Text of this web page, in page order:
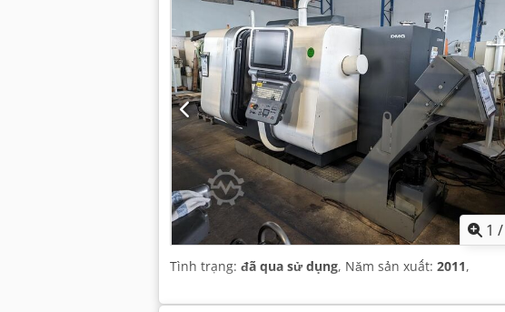
1 /
Tình trạng: đã qua sử dụng, Năm sản xuất: 2011,